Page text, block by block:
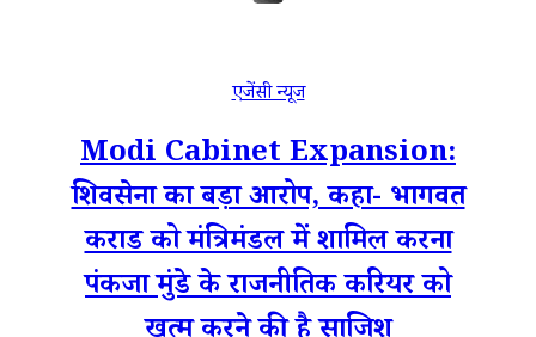
एजेंसी न्यूज
Modi Cabinet Expansion:
शिवसेना का बड़ा आरोप, कहा- भागवत
कराड को मंत्रिमंडल में शामिल करना
पंकजा मुंडे के राजनीतिक करियर को